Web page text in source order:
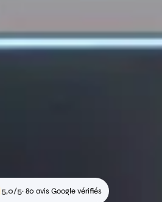
5,0/5· 80 avis Google vérifiés